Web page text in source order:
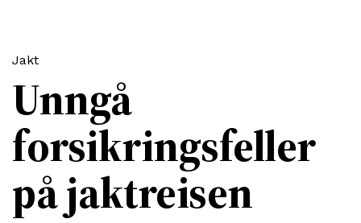
Unngå
forsikringsfeller
på jaktreisen
Jakt